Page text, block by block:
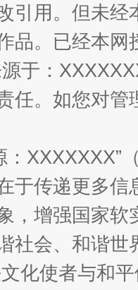
引用。但未
品。已经本
于：
任。如您对
：
于传递更多
，增强国家
社会、和谐
化使者与和